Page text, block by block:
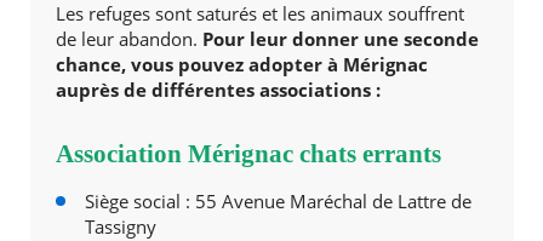
Les refuges sont saturés et les animaux souffrent
de leur abandon. Pour leur donner une seconde
chance, vous pouvez adopter à Mérignac
auprès de différentes associations :
Association Mérignac chats errants
Siège social : 55 Avenue Maréchal de Lattre de
Tassigny